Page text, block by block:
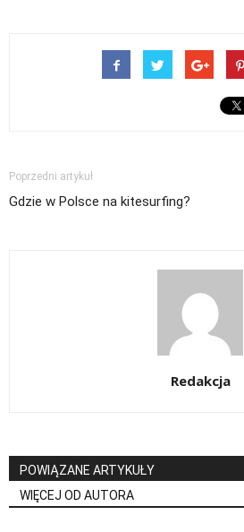
Poprzedni artykuł
Gdzie w Polsce na kitesurfing?
Redakcja
POWIĄZANE ARTYKUŁY
WIĘCEJ OD AUTORA